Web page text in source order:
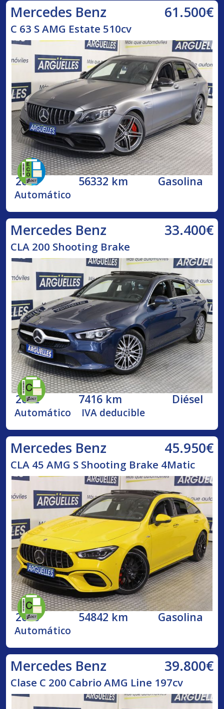
Mercedes Benz 61.500€
C 63 S AMG Estate 510cv
2019 56332 km Gasolina
Automático
Mercedes Benz 33.400€
CLA 200 Shooting Brake
2022 7416 km Diésel
Automático IVA deducible
Mercedes Benz 45.950€
CLA 45 AMG S Shooting Brake 4Matic
2020 54842 km Gasolina
Automático
Mercedes Benz 39.800€
Clase C 200 Cabrio AMG Line 197cv